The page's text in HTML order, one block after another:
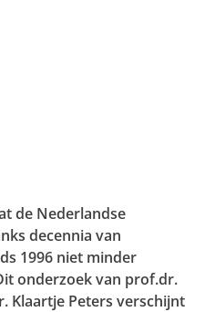
de Nederlandse
decennia van
1996 niet minder
onderzoek van prof.dr.
Klaartje Peters verschijnt